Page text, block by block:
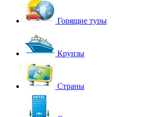
Горящие туры
Круизы
Страны